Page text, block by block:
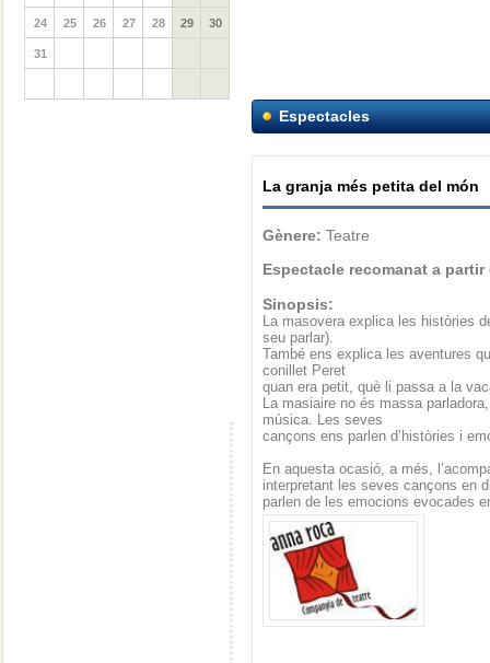
24 25 26 27 28 29 30
31
Espectacles
La granja més petita del món
Gènere: Teatre
Espectacle recomanat a partir
Sinopsis:
La masovera explica les històries
seu parlar).
També ens explica les aventures
conillet Peret
quan era petit, què li passa a la
La masiaire no és massa
música. Les seves
cançons ens parlen d’històries i
En aquesta ocasió, a més,
interpretant les seves cançons en
parlen de les emocions evocades